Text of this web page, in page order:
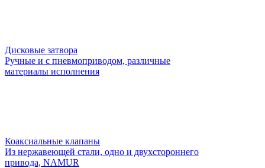
Дисковые затвора
Ручные и с пневмоприводом, различные
материалы исполнения
Коаксиальные клапаны
Из нержавеющей стали, одно и двухстороннего
привода, NAMUR